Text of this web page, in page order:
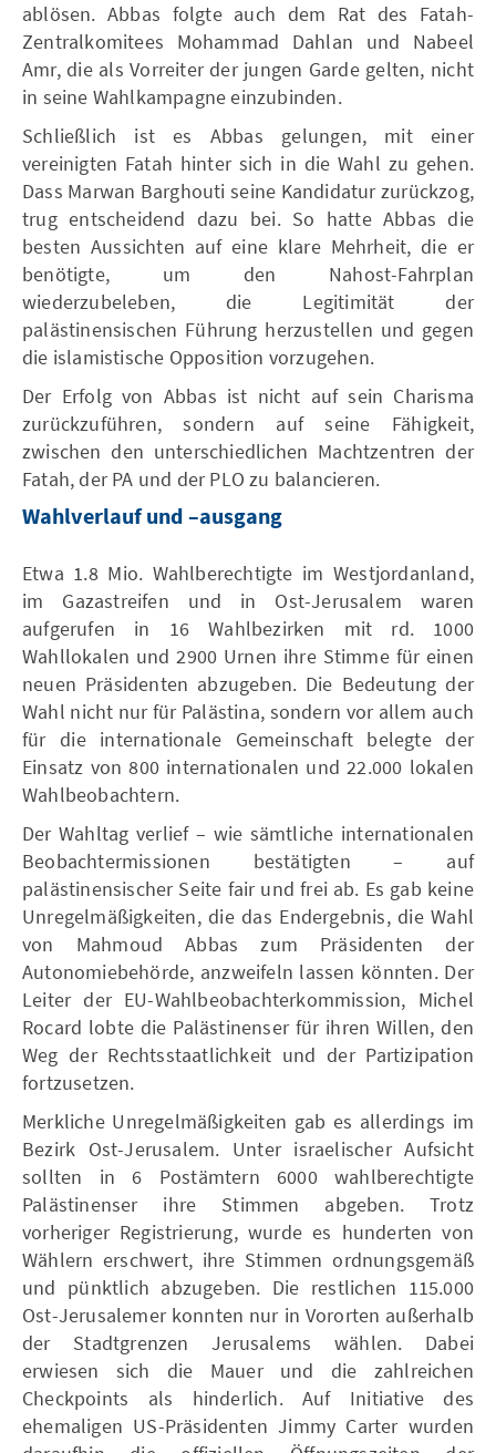
ablösen. Abbas folgte auch dem Rat des Fatah-
Zentralkomitees Mohammad Dahlan und Nabeel
Amr, die als Vorreiter der jungen Garde gelten, nicht
in seine Wahlkampagne einzubinden.
Schließlich ist es Abbas gelungen, mit einer
vereinigten Fatah hinter sich in die Wahl zu gehen.
Dass Marwan Barghouti seine Kandidatur zurückzog,
trug entscheidend dazu bei. So hatte Abbas die
besten Aussichten auf eine klare Mehrheit, die er
benötigte, um den Nahost-Fahrplan
wiederzubeleben, die Legitimität der
palästinensischen Führung herzustellen und gegen
die islamistische Opposition vorzugehen.
Der Erfolg von Abbas ist nicht auf sein Charisma
zurückzuführen, sondern auf seine Fähigkeit,
zwischen den unterschiedlichen Machtzentren der
Fatah, der PA und der PLO zu balancieren.
Wahlverlauf und –ausgang
Etwa 1.8 Mio. Wahlberechtigte im Westjordanland,
im Gazastreifen und in Ost-Jerusalem waren
aufgerufen in 16 Wahlbezirken mit rd. 1000
Wahllokalen und 2900 Urnen ihre Stimme für einen
neuen Präsidenten abzugeben. Die Bedeutung der
Wahl nicht nur für Palästina, sondern vor allem auch
für die internationale Gemeinschaft belegte der
Einsatz von 800 internationalen und 22.000 lokalen
Wahlbeobachtern.
Der Wahltag verlief – wie sämtliche internationalen
Beobachtermissionen bestätigten – auf
palästinensischer Seite fair und frei ab. Es gab keine
Unregelmäßigkeiten, die das Endergebnis, die Wahl
von Mahmoud Abbas zum Präsidenten der
Autonomiebehörde, anzweifeln lassen könnten. Der
Leiter der EU-Wahlbeobachterkommission, Michel
Rocard lobte die Palästinenser für ihren Willen, den
Weg der Rechtsstaatlichkeit und der Partizipation
fortzusetzen.
Merkliche Unregelmäßigkeiten gab es allerdings im
Bezirk Ost-Jerusalem. Unter israelischer Aufsicht
sollten in 6 Postämtern 6000 wahlberechtigte
Palästinenser ihre Stimmen abgeben. Trotz
vorheriger Registrierung, wurde es hunderten von
Wählern erschwert, ihre Stimmen ordnungsgemäß
und pünktlich abzugeben. Die restlichen 115.000
Ost-Jerusalemer konnten nur in Vororten außerhalb
der Stadtgrenzen Jerusalems wählen. Dabei
erwiesen sich die Mauer und die zahlreichen
Checkpoints als hinderlich. Auf Initiative des
ehemaligen US-Präsidenten Jimmy Carter wurden